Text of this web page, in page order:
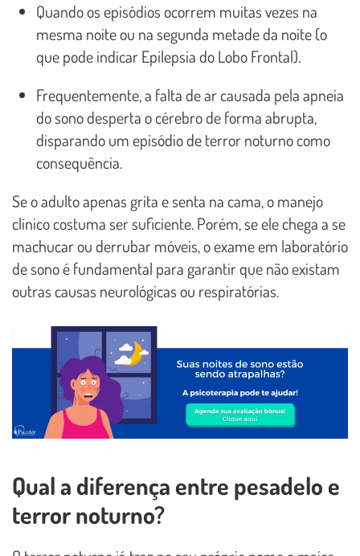
Quando os episódios ocorrem muitas vezes na
mesma noite ou na segunda metade da noite (o
que pode indicar Epilepsia do Lobo Frontal).
Frequentemente, a falta de ar causada pela apneia
do sono desperta o cérebro de forma abrupta,
disparando um episódio de terror noturno como
consequência.
Se o adulto apenas grita e senta na cama, o manejo
clínico costuma ser suficiente. Porém, se ele chega a se
machucar ou derrubar móveis, o exame em laboratório
de sono é fundamental para garantir que não existam
outras causas neurológicas ou respiratórias.
Qual a diferença entre pesadelo e
terror noturno?